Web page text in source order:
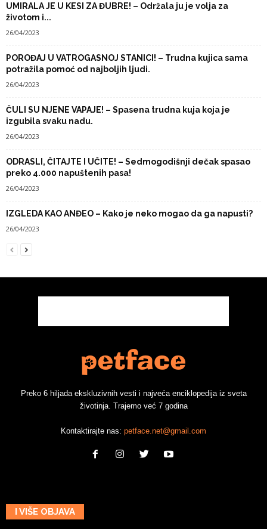
UMIRALA JE U KESI ZA ĐUBRE! – Održala ju je volja za
životom i...
26/04/2023
POROĐAJ U VATROGASNOJ STANICI! – Trudna kujica sama
potražila pomoć od najboljih ljudi.
26/04/2023
ČULI SU NJENE VAPAJE! – Spasena trudna kuja koja je
izgubila svaku nadu.
26/04/2023
ODRASLI, ČITAJTE I UČITE! – Sedmogodišnji dečak spasao
preko 4.000 napuštenih pasa!
26/04/2023
IZGLEDA KAO ANĐEO – Kako je neko mogao da ga napusti?
26/04/2023
Preko 6 hiljada ekskluzivnih vesti i najveća enciklopedija iz sveta
životinja. Trajemo već 7 godina
Kontaktirajte nas: petface.net@gmail.com
I VIŠE OBJAVA